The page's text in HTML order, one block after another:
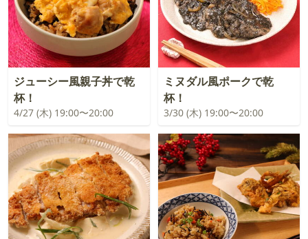
ジューシー風親子丼で乾
杯！
4/27 (木) 19:00〜20:00
ミヌダル風ポークで乾
杯！
3/30 (木) 19:00〜20:00